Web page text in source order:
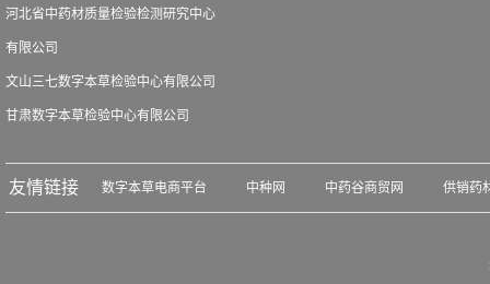
河北省中药材质量检验检测研究中心
有限公司
文山三七数字本草检验中心有限公司
甘肃数字本草检验中心有限公司
友情链接 数字本草电商平台 中种网 中药谷商贸网 供销药